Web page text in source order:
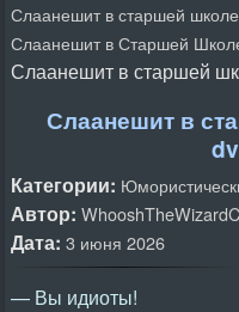
Слаанешит в старшей
Слаанешит в Старшей
Слаанешит в старшей
Слаанешит в
Категории:
Автор:
Дата: 3 июня 2026
— Вы идиоты!